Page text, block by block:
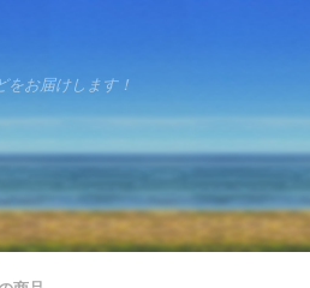
をお届けします！